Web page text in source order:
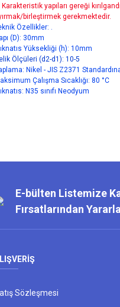
Karakteristik yapıları gereği
birleştirmek gerekmektedir.
Özellikler:
(D): 30mm
Yüksekliği (h): 10mm
Ölçüleri (d2-d1): 10-5
Nikel - JIS Z2371
Çalışma Sıcaklığı: 80 °C
N35 sınıfı Neodyum
Ürün açıklamasında eksik bilgiler
Ürün bilgilerinde hatalar
Ürün fiyatı diğer sitelerden daha
E-bülten Listemize
Fırsatlarından
Sözleşmesi